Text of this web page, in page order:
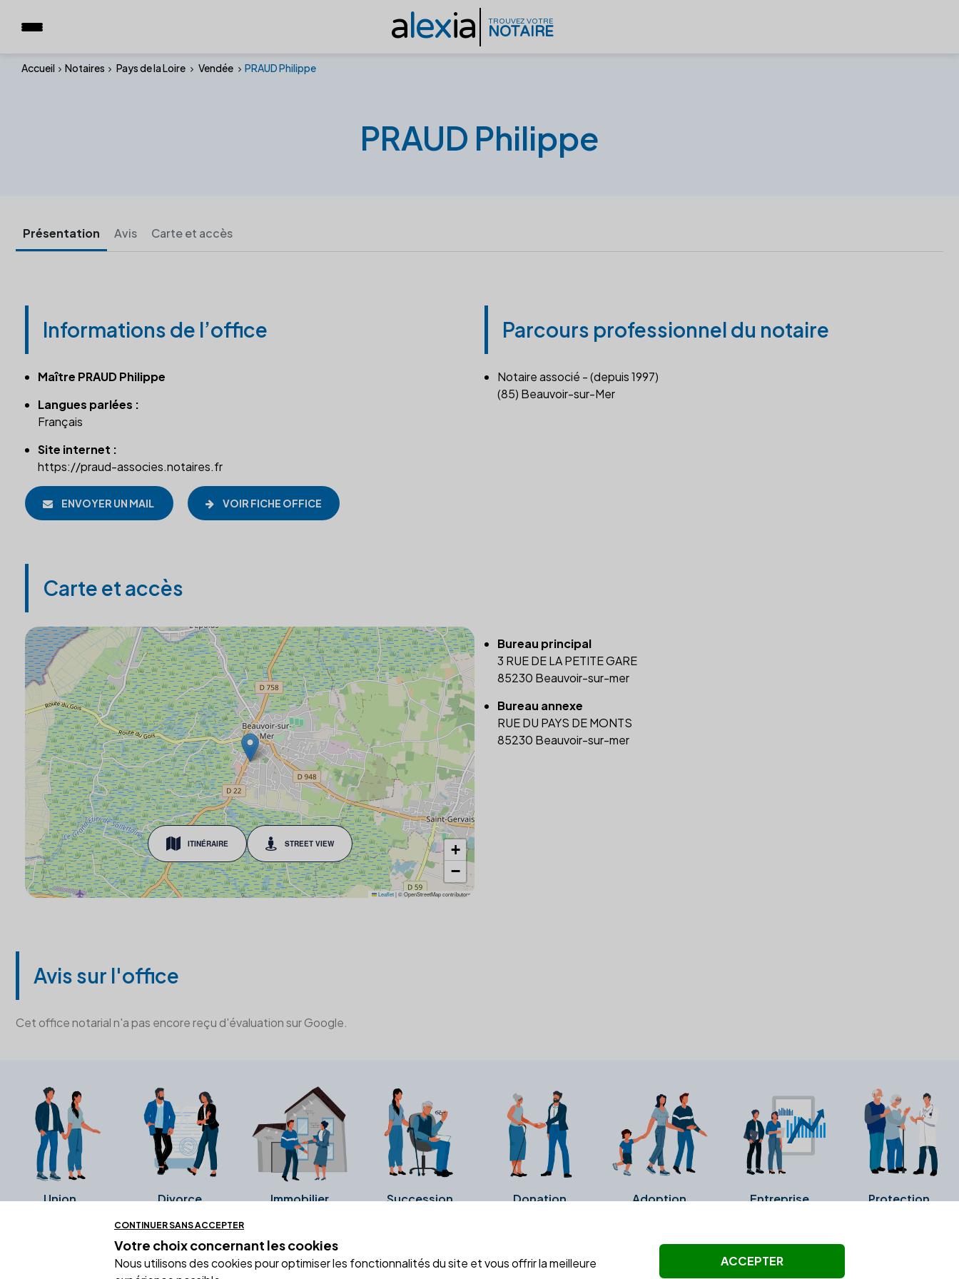
alexia TROUVEZ VOTRE
NOTAIRE
Accueil Notaires Pays de la Loire Vendée PRAUD Philippe
PRAUD Philippe
Présentation Avis Carte et accès
Informations de l’office
Maître PRAUD Philippe
Langues parlées :
Français
Site internet :
https://praud-associes.notaires.fr
ENVOYER UN MAIL VOIR FICHE OFFICE
Parcours professionnel du notaire
Notaire associé - (depuis 1997)
(85) Beauvoir-sur-Mer
Carte et accès
ITINÉRAIRE STREET VIEW
+
−
Leaflet |© OpenStreetMap contributors
Bureau principal
3 RUE DE LA PETITE GARE
85230 Beauvoir-sur-mer
Bureau annexe
RUE DU PAYS DE MONTS
85230 Beauvoir-sur-mer
Avis sur l'office
Cet office notarial n'a pas encore reçu d'évaluation sur Google.
Union Divorce Immobilier Succession Donation Adoption Entreprise Protection
Ces avis proviennent directement de la fiche Google Business de l'office notarial. Ils n'ont ni été collectés ni été vérifiés par Alexia.fr.
CONTINUER SANS ACCEPTER
Votre choix concernant les cookies
Nous utilisons des cookies pour optimiser les fonctionnalités du site et vous offrir la meilleure
ACCEPTER